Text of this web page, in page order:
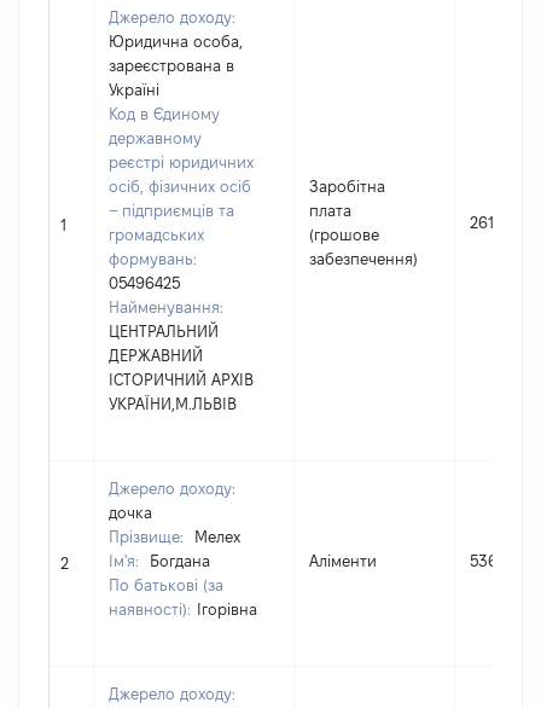
1
Джерело доходу:
Юридична особа,
зареєстрована в
Україні
Код в Єдиному
державному
реєстрі юридичних
осіб, фізичних осіб
– підприємців та
громадських
формувань:
05496425
Найменування:
ЦЕНТРАЛЬНИЙ
ДЕРЖАВНИЙ
ІСТОРИЧНИЙ АРХІВ
УКРАЇНИ,М.ЛЬВІВ
Заробітна
плата
(грошове
забезпечення)
261492
2
Джерело доходу:
дочка
Прізвище:
Мелех
Ім'я:
Богдана
По батькові (за
наявності):
Ігорівна
Аліменти 53627
Джерело доходу: